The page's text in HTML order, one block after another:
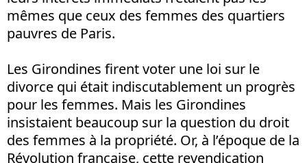
mêmes que ceux des femmes des quartiers
pauvres de Paris.
Les Girondines firent voter une loi sur le
divorce qui était indiscutablement un progrès
pour les femmes. Mais les Girondines
insistaient beaucoup sur la question du droit
des femmes à la propriété. Or, à l’époque de la
Révolution française, cette revendication